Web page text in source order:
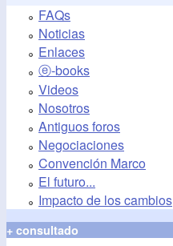
FAQs
Noticias
Enlaces
ⓔ-books
Videos
Nosotros
Antiguos foros
Negociaciones
Convención Marco
El futuro...
Impacto de los cambios
+ consultado